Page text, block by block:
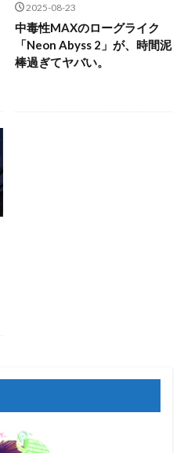
2025-08-23
中毒性MAXのローグライク
「Neon Abyss 2」が、時間泥
棒過ぎてヤバい。